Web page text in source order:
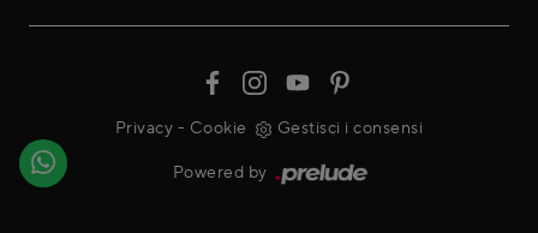
Privacy - Cookie Gestisci i consensi
Powered by